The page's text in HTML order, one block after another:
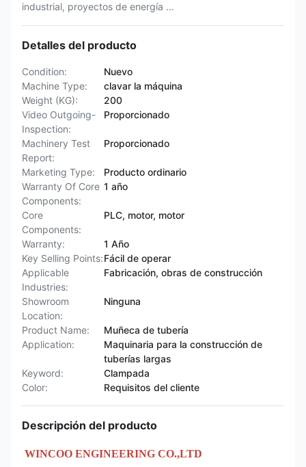
industrial, proyectos de energía ...
Detalles del producto
Condition:
Nuevo
Machine Type:
clavar la máquina
Weight (KG):
200
Video Outgoing-
Inspection:
Proporcionado
Machinery Test
Report:
Proporcionado
Marketing Type:
Producto ordinario
Warranty Of Core
Components:
1 año
Core
Components:
PLC, motor, motor
Warranty:
1 Año
Key Selling Points:Fácil de operar
Applicable
Industries:
Fabricación, obras de construcción
Showroom
Location:
Ninguna
Product Name:
Muñeca de tubería
Application:
Maquinaria para la construcción de
tuberías largas
Keyword:
Clampada
Color:
Requisitos del cliente
Descripción del producto
WINCOO ENGINEERING CO.,LTD